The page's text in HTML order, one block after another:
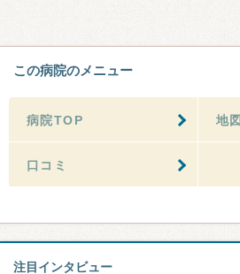
この病院のメニュー
病院TOP 地図
口コミ
注目インタビュー